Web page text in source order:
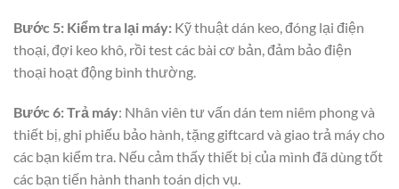
Bước 5: Kiểm tra lại máy: Kỹ thuật dán keo, đóng lại điện
thoại, đợi keo khô, rồi test các bài cơ bản, đảm bảo điện
thoại hoạt động bình thường.
Bước 6: Trả máy: Nhân viên tư vấn dán tem niêm phong và
thiết bị, ghi phiếu bảo hành, tặng giftcard và giao trả máy cho
các bạn kiểm tra. Nếu cảm thấy thiết bị của mình đã dùng tốt
các bạn tiến hành thanh toán dịch vụ.